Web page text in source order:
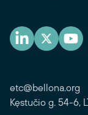
etc@bellona.org
Kęstučio g. 54-6,